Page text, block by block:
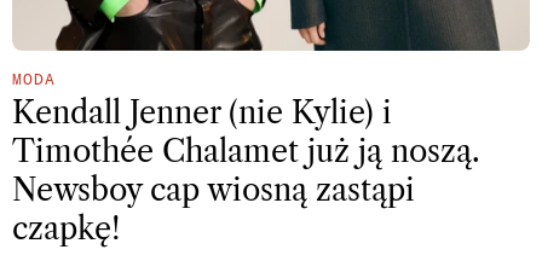
MODA
Kendall Jenner (nie Kylie) i
Timothée Chalamet już ją noszą.
Newsboy cap wiosną zastąpi
czapkę!